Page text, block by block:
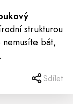
strukturou
bát,
Sdílet